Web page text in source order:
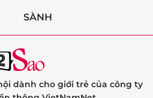
SÀNH
dành cho giới trẻ của công ty